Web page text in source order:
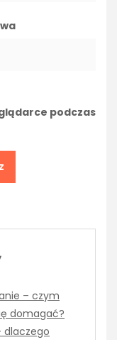
podczas
– czym
domagać?
dlaczego